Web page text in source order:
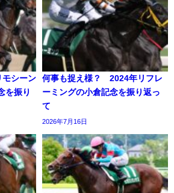
モシーン
を振り
何事も捉え様？ 2024年リフレ
ーミングの小倉記念を振り返っ
て
2026年7月16日